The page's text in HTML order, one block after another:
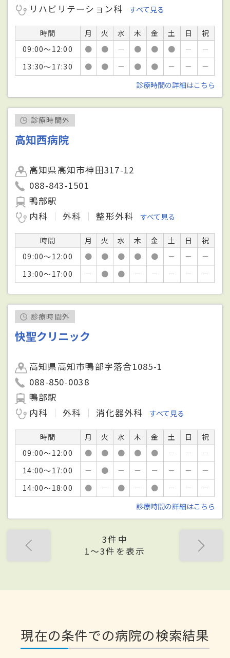
リハビリテーション科
すべて見る
時間 月 火 水 木 金 土 日
祝
09:00～12:00
● ● － ● ● ● －
－
13:30～17:30
● ● － ● ● － －
－
診療時間の詳細はこちら
診療時間外
高知西病院
高知県高知市神田317-12
088-843-1501
鴨部駅
内科
外科 整形外科 すべて見る
時間 月 火 水 木 金 土 日
祝
09:00～12:00
● ● ● ● ● － －
－
13:00～17:00
－ ● ● － － － － －
診療時間外
快聖クリニック
高知県高知市鴨部字落合1085-1
088-850-0038
鴨部駅
内科
外科 消化器外科 すべて見る
時間 月 火 水 木 金 土 日
祝
09:00～12:00
● ● ● ● ● － －
－
14:00～17:00
－ ● － － － － －
－
14:00～18:00
● － ● － ● － －
－
診療時間の詳細はこちら
3件中
1〜3件を表示
現在の条件での病院の検索結果